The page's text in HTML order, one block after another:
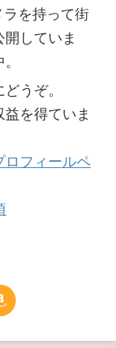
を持って街
していま
うぞ。
を得ていま
ロフィールペ